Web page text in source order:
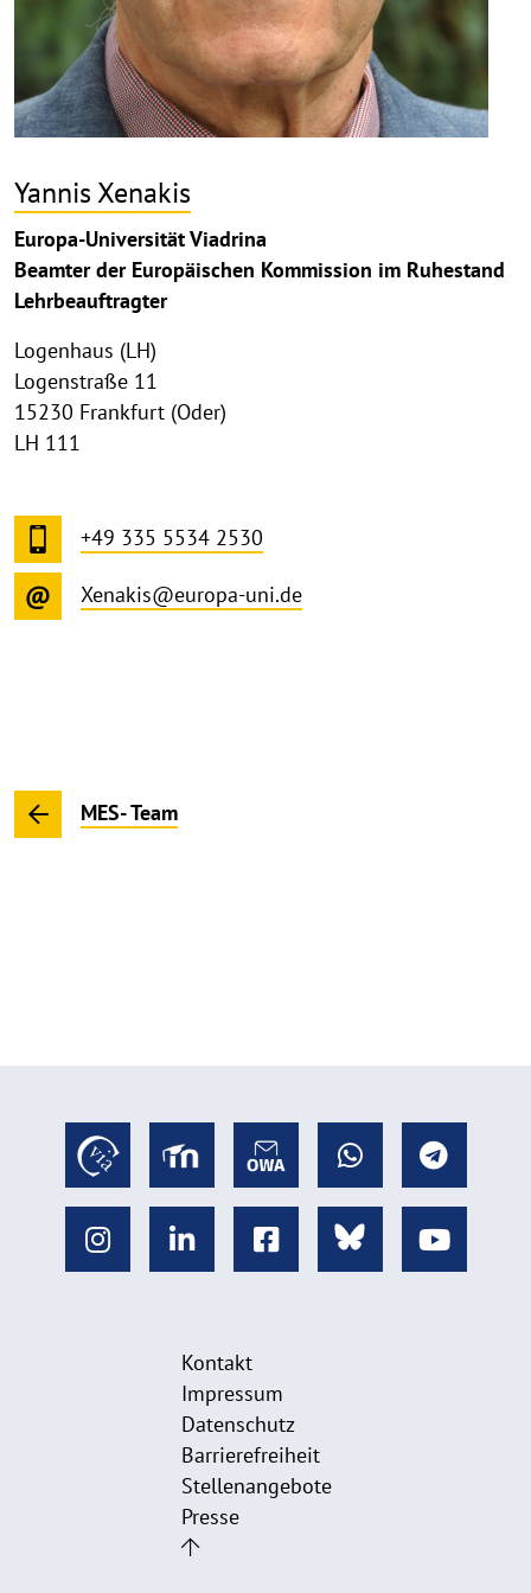
Yannis Xenakis
Europa-Universität Viadrina
Beamter der Europäischen Kommission im Ruhestand
Lehrbeauftragter
Logenhaus (LH)
Logenstraße 11
15230 Frankfurt (Oder)
LH 111
+49 335 5534 2530
Xenakis@europa-uni.de
MES- Team
Kontakt
Impressum
Datenschutz
Barrierefreiheit
Stellenangebote
Presse